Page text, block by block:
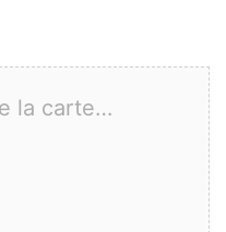
la carte…